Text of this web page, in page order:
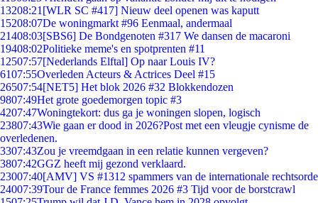
13208:21 [WLR SC #417] Nieuw deel openen was kaputt
15208:07De woningmarkt #96 Eenmaal, andermaal
21408:03[SBS6] De Bondgenoten #317 We dansen de macaroni
19408:02Politieke meme's en spotprenten #11
12507:57[Nederlands Elftal] Op naar Louis IV?
6107:55Overleden Acteurs & Actrices Deel #15
26507:54[NET5] Het blok 2026 #32 Blokkendozen
9807:49Het grote goedemorgen topic #3
4207:47Woningtekort: dus ga je woningen slopen, logisch
23807:43Wie gaan er dood in 2026?Post met een vleugje cynisme de
overledenen.
3307:43Zou je vreemdgaan in een relatie kunnen vergeven?
3807:42GGZ heeft mij gezond verklaard.
23007:40[AMV] VS #1312 spammers van de internationale rechtsorde
24007:39Tour de France femmes 2026 #3 Tijd voor de borstcrawl